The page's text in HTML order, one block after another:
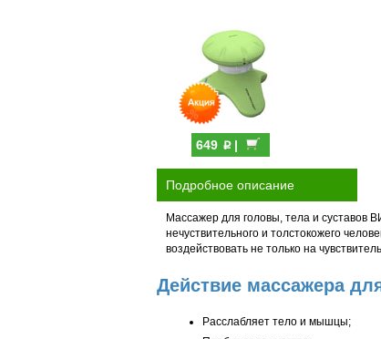
649 p|
Подробное описание
Массажер для головы, тела и суставов
нечуствительного и толстокожего
воздействовать не только на
Действие массажера
Расслабляет тело и мышцы;